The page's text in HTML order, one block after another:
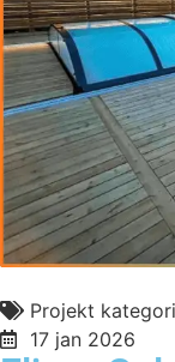
Projekt
17 jan 2026